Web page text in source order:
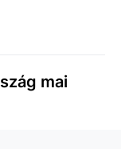
mai